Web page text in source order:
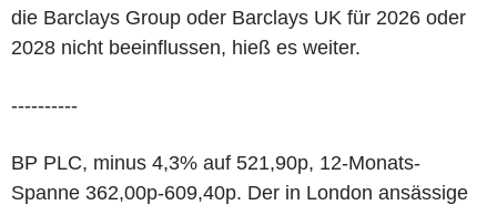
die Barclays Group oder Barclays UK für 2026 oder
2028 nicht beeinflussen, hieß es weiter.
----------
BP PLC, minus 4,3% auf 521,90p, 12-Monats-
Spanne 362,00p-609,40p. Der in London ansässige